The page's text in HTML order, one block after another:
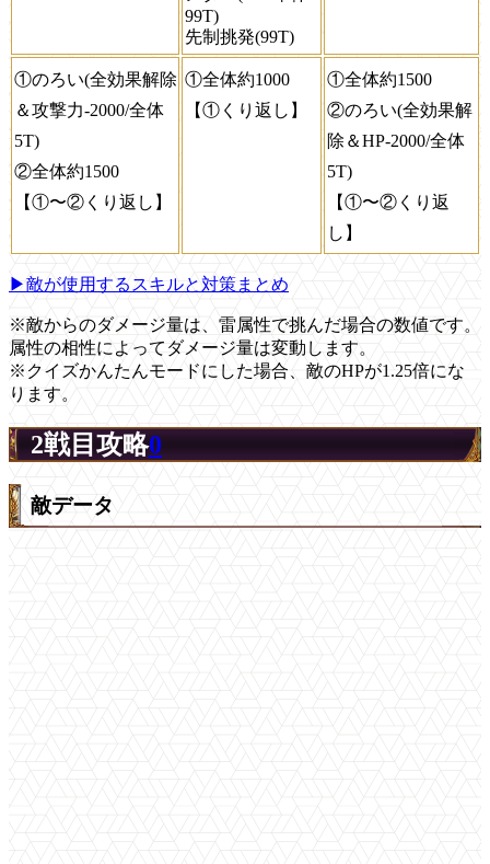
99T)
先制挑発(99T)
①のろい(全効果解除
＆攻撃力-2000/全体
5T)
②全体約1500
【①〜②くり返し】
①全体約1000
【①くり返し】
①全体約1500
②のろい(全効果解
除＆HP-2000/全体
5T)
【①〜②くり返
し】
▶敵が使用するスキルと対策まとめ
※敵からのダメージ量は、雷属性で挑んだ場合の数値です。
属性の相性によってダメージ量は変動します。
※クイズかんたんモードにした場合、敵のHPが1.25倍にな
ります。
2戦目攻略0
敵データ